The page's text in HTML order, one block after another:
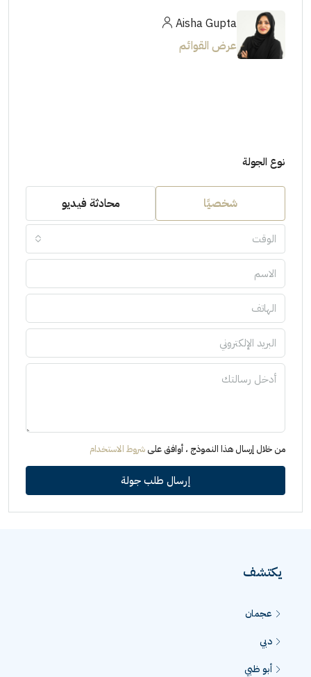
Aisha Gupta
عرض القوائم
نوع الجولة
شخصيًا محادثة فيديو
الوقت
من خلال إرسال هذا النموذج ، أوافق على شروط الاستخدام
إرسال طلب جولة
يكتشف
عجمان
دبي
أبو ظبي